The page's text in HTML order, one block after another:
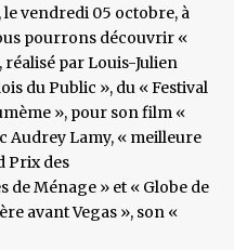
le vendredi 05 octobre, à
pourrons découvrir «
réalisé par Louis-Julien
du Public », du « Festival
», pour son film «
Audrey Lamy, « meilleure
Prix des
de Ménage » et « Globe de
avant Vegas », son «